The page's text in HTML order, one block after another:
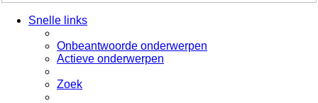
Snelle links
Onbeantwoorde onderwerpen
Actieve onderwerpen
Zoek